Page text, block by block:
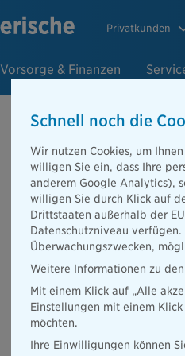
Privatkunden
Vorsorge & Finanzen
06.03.2019
Die Bayerische
Zugang zu den
Schnell noch die
Wir nutzen Cookies, um
willigen Sie ein, dass Ihre
anderem Google Analytics),
willigen Sie durch Klick auf
Drittstaaten außerhalb der
Datenschutzniveau
Überwachungszwecken,
Weitere Informationen zu
Mit einem Klick auf „Alle
Einstellungen mit einem
möchten.
Ihre Einwilligungen können